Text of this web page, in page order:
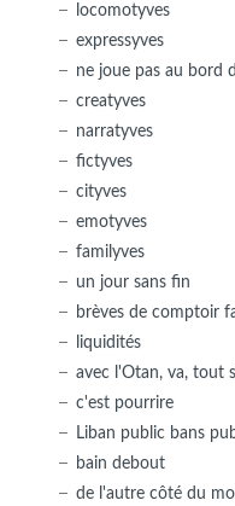
locomotyves
expressyves
ne joue pas au bord
creatyves
narratyves
fictyves
cityves
emotyves
familyves
un jour sans fin
brèves de comptoir
liquidités
avec l'Otan, va, tout
c'est pourrire
Liban public bans
bain debout
de l'autre côté du